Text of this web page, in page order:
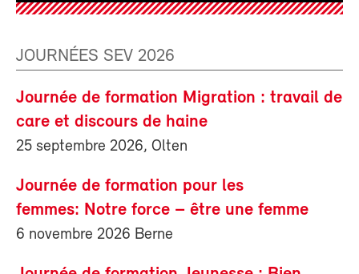
JOURNÉES SEV 2026
Journée de formation Migration : travail de
care et discours de haine
25 septembre 2026, Olten
Journée de formation pour les
femmes: Notre force – être une femme
6 novembre 2026 Berne